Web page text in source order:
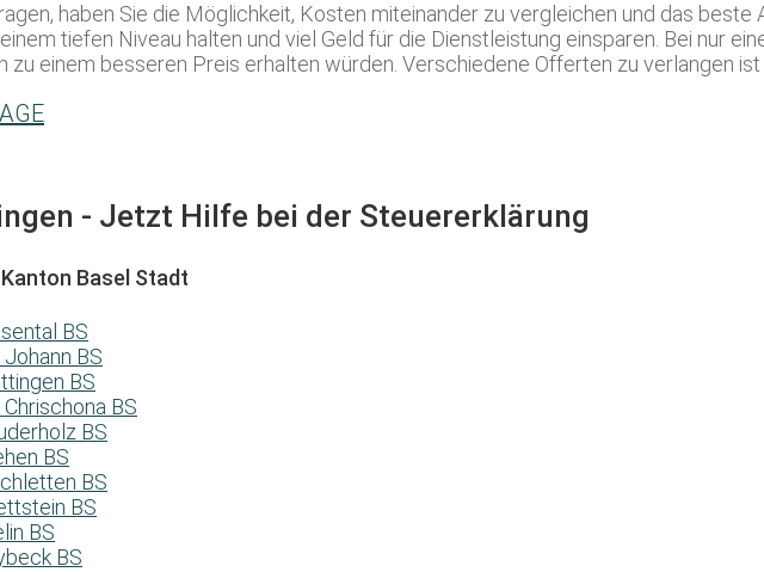
haben Sie die Möglichkeit, Kosten miteinander zu vergleichen und das beste
tiefen Niveau halten und viel Geld für die Dienstleistung einsparen. Bei nur
einem besseren Preis erhalten würden. Verschiedene Offerten zu verlangen
- Jetzt Hilfe bei der Steuererklärung
Basel Stadt
BS
BS
BS
BS
BS
BS
BS
BS
BS
BS